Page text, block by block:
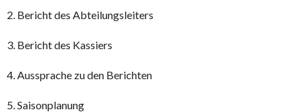
2. Bericht des Abteilungsleiters
3. Bericht des Kassiers
4. Aussprache zu den Berichten
5. Saisonplanung